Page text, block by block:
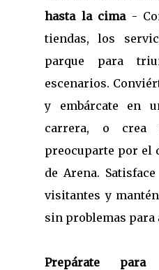
hasta la cima-
tiendas, los
parque para
escenarios.
y embárcate en
carrera, o
preocuparte por el
de Arena.
visitantes y
sin problemas para
Prepárate